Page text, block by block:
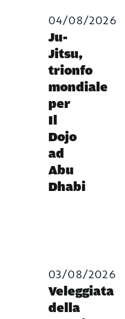
04/08/2026
Ju-
Jitsu,
trionfo
mondiale
per
Il
Dojo
ad
Abu
Dhabi
03/08/2026
Veleggiata
della